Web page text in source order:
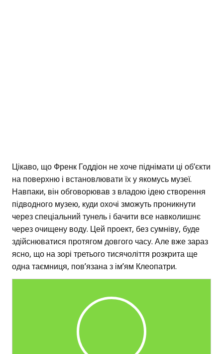
Цікаво, що Френк Годдіон не хоче піднімати ці об’єкти
на поверхню і встановлювати їх у якомусь музеї.
Навпаки, він обговорював з владою ідею створення
підводного музею, куди охочі зможуть проникнути
через спеціальний тунель і бачити все навколишнє
через очищену воду. Цей проект, без сумніву, буде
здійснюватися протягом довгого часу. Але вже зараз
ясно, що на зорі третього тисячоліття розкрита ще
одна таємниця, пов’язана з ім’ям Клеопатри.